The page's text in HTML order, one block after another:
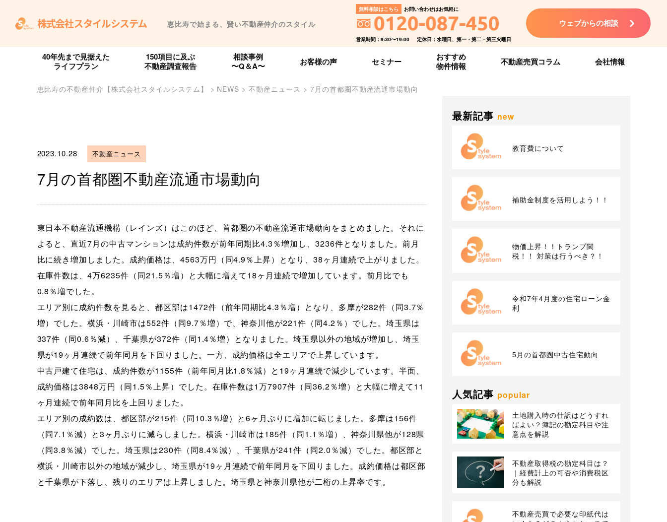
恵比寿で始まる、賢い不動産仲介のスタイル
無料相談はこちら お問い合わせはお気軽に
営業時間：9:30〜19:00 定休日：水曜日、第一・第二・第三火曜日
ウェブからの相談
40年先まで見据えた
ライフプラン
150項目に及ぶ
不動産調査報告
相談事例
〜Q＆A〜
お客様の声 セミナー
おすすめ
物件情報
不動産売買コラム 会社情報
恵比寿の不動産仲介【株式会社スタイルシステム】 > NEWS >不動産ニュース > 7月の首都圏不動産流通市場動向
2023.10.28 不動産ニュース
7月の首都圏不動産流通市場動向
東日本不動産流通機構（レインズ）はこのほど、首都圏の不動産流通市場動向をまとめました。それに
よると、直近7月の中古マンションは成約件数が前年同期比4.3％増加し、3236件となりました。前月
比に続き増加しました。成約価格は、4563万円（同4.9％上昇）となり、38ヶ月連続で上がりました。
在庫件数は、4万6235件（同21.5％増）と大幅に増えて18ヶ月連続で増加しています。前月比でも
0.8％増でした。
エリア別に成約件数を見ると、都区部は1472件（前年同期比4.3％増）となり、多摩が282件（同3.7％
増）でした。横浜・川崎市は552件（同9.7％増）で、神奈川他が221件（同4.2％）でした。埼玉県は
337件（同0.6％減）、千葉県が372件（同1.4％増）となりました。埼玉県以外の地域が増加し、埼玉
県が19ヶ月連続で前年同月を下回りました。一方、成約価格は全エリアで上昇しています。
中古戸建て住宅は、成約件数が1155件（前年同月比1.8％減）と19ヶ月連続で減少しています。半面、
成約価格は3848万円（同1.5％上昇）でした。在庫件数は1万7907件（同36.2％増）と大幅に増えて11
ヶ月連続で前年同月比を上回りました。
エリア別の成約数は、都区部が215件（同10.3％増）と6ヶ月ぶりに増加に転じました。多摩は156件
（同7.1％減）と3ヶ月ぶりに減らしました。横浜・川崎市は185件（同1.1％増）、神奈川県他が128県
（同3.8％減）でした。埼玉県は230件（同8.4％減）、千葉県が241件（同2.0％減）でした。都区部と
横浜・川崎市以外の地域が減少し、埼玉県が19ヶ月連続で前年同月を下回りました。成約価格は都区部
と千葉県が下落し、残りのエリアは上昇しました。埼玉県と神奈川県他が二桁の上昇率です。
最新記事 new
教育費について
補助金制度を活用しよう！！
物価上昇！！トランプ関
税！！ 対策は行うべき？！
令和7年4月度の住宅ローン金
利
5月の首都圏中古住宅動向
人気記事 popular
土地購入時の仕訳はどうすれ
ばよい？簿記の勘定科目や注
意点を解説
不動産取得税の勘定科目は？
｜経費計上の可否や消費税区
分も解説
不動産売買で必要な印紙代は